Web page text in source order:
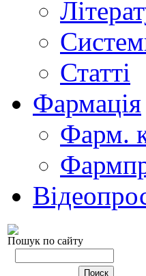
Статті
Фармація
Фарм.
Пошук по сайту